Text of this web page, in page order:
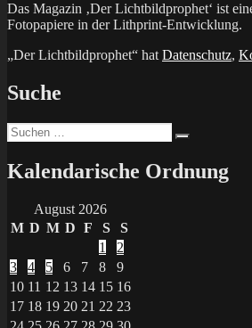
Das Magazin ‚Der Lichtbildprophet‘ ist
Fotopapiere in der Lithprint-Entwicklung.
„Der Lichtbildprophet“ hat Datenschutz,
Suche
Suchen
nach:
Kalendarische Ordnung
August 2026
M D M D F S
S
1
2
3
4 5 6 7 8
9
10 11 12 13 14 15 16
17 18 19 20 21 22 23